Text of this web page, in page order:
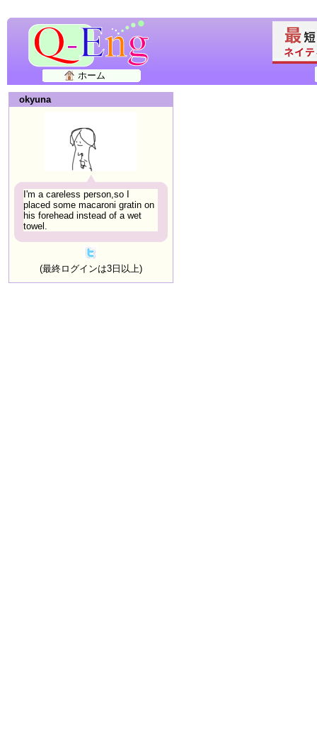
ホーム
okyuna
I'm a careless person,so I
placed some macaroni gratin on
his forehead instead of a wet
towel.
(最終ログインは3日以上)